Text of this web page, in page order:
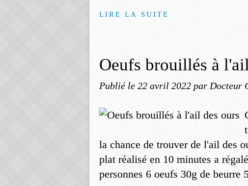
LIRE LA SUITE
Oeufs brouillés à
Publié le 22 avril 2022 par Docteur
la chance de trouver de l'ail des
plat réalisé en 10 minutes a
personnes 6 oeufs 30g de beurre